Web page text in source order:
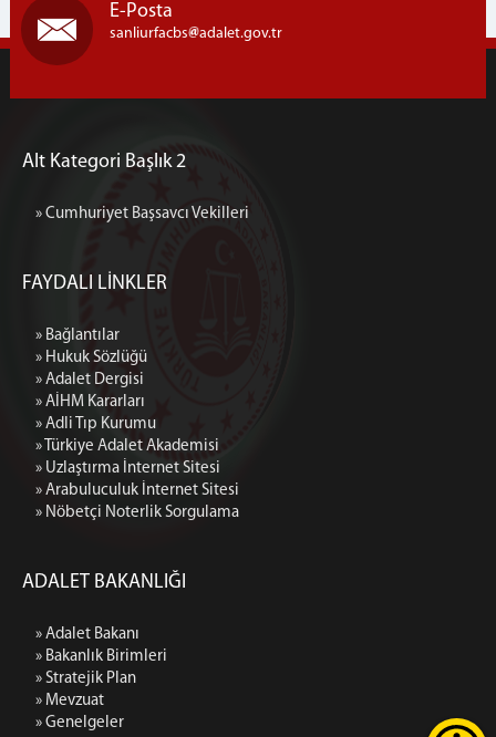
E-Posta
sanliurfacbs adalet.gov.tr
Alt Kategori Başlık 2
» Cumhuriyet Başsavcı Vekilleri
FAYDALI LİNKLER
» Bağlantılar
» Hukuk Sözlüğü
» Adalet Dergisi
» AİHM Kararları
» Adli Tıp Kurumu
» Türkiye Adalet Akademisi
» Uzlaştırma İnternet Sitesi
» Arabuluculuk İnternet Sitesi
» Nöbetçi Noterlik Sorgulama
ADALET BAKANLIĞI
» Adalet Bakanı
» Bakanlık Birimleri
» Stratejik Plan
» Mevzuat
» Genelgeler